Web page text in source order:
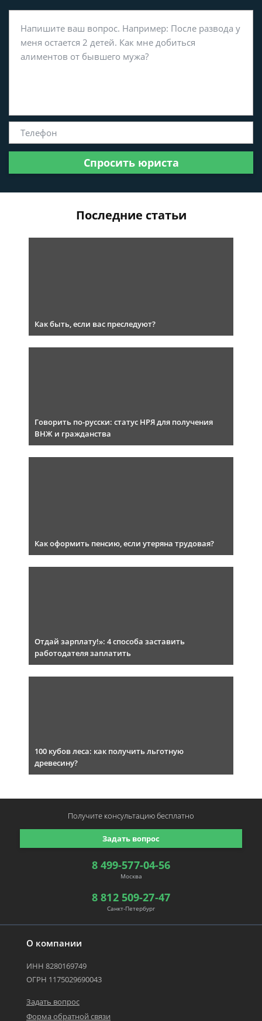
Спросить юриста
Последние статьи
Как быть, если вас преследуют?
Говорить по-русски: статус НРЯ для получения
ВНЖ и гражданства
Как оформить пенсию, если утеряна трудовая?
Отдай зарплату!»: 4 способа заставить
работодателя заплатить
100 кубов леса: как получить льготную
древесину?
О компании
ИНН 8280169749
ОГРН 1175029690043
Задать вопрос
Форма обратной связи
8 499-577-04-56
Москва
8 812 509-27-47
Санкт-Петербург
Задать вопрос
Получите консультациюбесплатно